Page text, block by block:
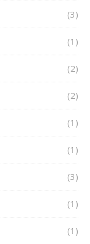
(3)
(1)
(2)
(2)
(1)
(1)
(3)
(1)
(1)